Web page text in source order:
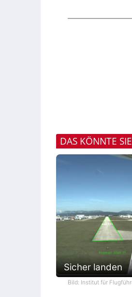
DAS KÖNNTE
Sicher landen
Bild: Institut für